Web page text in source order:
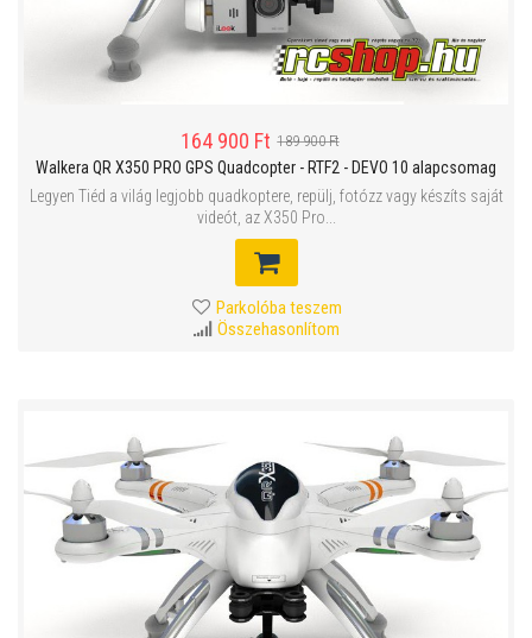
164 900 Ft 189 900 Ft
Walkera QR X350 PRO GPS Quadcopter - RTF2 - DEVO 10 alapcsomag
Legyen Tiéd a világ legjobb quadkoptere, repülj, fotózz vagy készíts saját
videót, az X350 Pro...
Parkolóba teszem
Összehasonlítom